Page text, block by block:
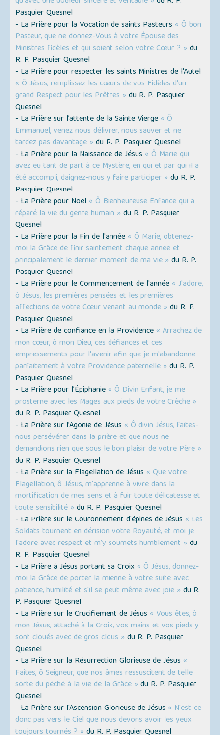
Pasquier Quesnel
- La Prière pour la Vocation de saints Pasteurs « Ô bon
Pasteur, que ne donnez-Vous à votre Épouse des
Ministres fidèles et qui soient selon votre Cœur ? » du
R. P. Pasquier Quesnel
- La Prière pour respecter les saints Ministres de l'Autel
« Ô Jésus, remplissez les cœurs de vos Fidèles d'un
grand Respect pour les Prêtres » du R. P. Pasquier
Quesnel
- La Prière sur l’attente de la Sainte Vierge « Ô
Emmanuel, venez nous délivrer, nous sauver et ne
tardez pas davantage » du R. P. Pasquier Quesnel
- La Prière pour la Naissance de Jésus « Ô Marie qui
avez eu tant de part à ce Mystère, en qui et par qui il a
été accompli, daignez-nous y faire participer » du R. P.
Pasquier Quesnel
- La Prière pour Noël « Ô Bienheureuse Enfance qui a
réparé la vie du genre humain » du R. P. Pasquier
Quesnel
- La Prière pour la Fin de l'année « Ô Marie, obtenez-
moi la Grâce de finir saintement chaque année et
principalement le dernier moment de ma vie » du R. P.
Pasquier Quesnel
- La Prière pour le Commencement de l'année « J'adore,
ô Jésus, les premières pensées et les premières
affections de votre Cœur venant au monde » du R. P.
Pasquier Quesnel
- La Prière de confiance en la Providence « Arrachez de
mon cœur, ô mon Dieu, ces défiances et ces
empressements pour l'avenir afin que je m'abandonne
parfaitement à votre Providence paternelle » du R. P.
Pasquier Quesnel
- La Prière pour l’Épiphanie « Ô Divin Enfant, je me
prosterne avec les Mages aux pieds de votre Crèche »
du R. P. Pasquier Quesnel
- La Prière sur l’Agonie de Jésus « Ô divin Jésus, faites-
nous persévérer dans la prière et que nous ne
demandions rien que sous le bon plaisir de votre Père »
du R. P. Pasquier Quesnel
- La Prière sur la Flagellation de Jésus « Que votre
Flagellation, ô Jésus, m'apprenne à vivre dans la
mortification de mes sens et à fuir toute délicatesse et
toute sensibilité » du R. P. Pasquier Quesnel
- La Prière sur le Couronnement d'épines de Jésus « Les
Soldats tournent en dérision votre Royauté, et moi je
l'adore avec respect et m’y soumets humblement » du
R. P. Pasquier Quesnel
- La Prière à Jésus portant sa Croix « Ô Jésus, donnez-
moi la Grâce de porter la mienne à votre suite avec
patience, humilité et s'il se peut même avec joie » du R.
P. Pasquier Quesnel
- La Prière sur le Crucifiement de Jésus « Vous êtes, ô
mon Jésus, attaché à la Croix, vos mains et vos pieds y
sont cloués avec de gros clous » du R. P. Pasquier
Quesnel
- La Prière sur la Résurrection Glorieuse de Jésus «
Faites, ô Seigneur, que nos âmes ressuscitent de telle
sorte du péché à la vie de la Grâce » du R. P. Pasquier
Quesnel
- La Prière sur l'Ascension Glorieuse de Jésus « N'est-ce
donc pas vers le Ciel que nous devons avoir les yeux
toujours tournés ? » du R. P. Pasquier Quesnel